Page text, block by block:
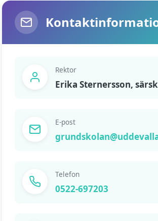
Rektor
Erika Sternersson,
E-post
Telefon
0522-697203